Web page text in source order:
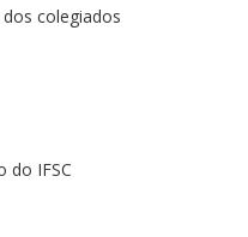
colegiados
do IFSC